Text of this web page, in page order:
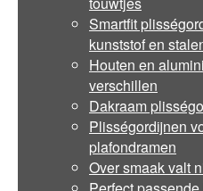
Smartfit
kunststof en
Houten en
verschillen
Dakraam
Plisségordijnen
plafondramen
Over smaak valt